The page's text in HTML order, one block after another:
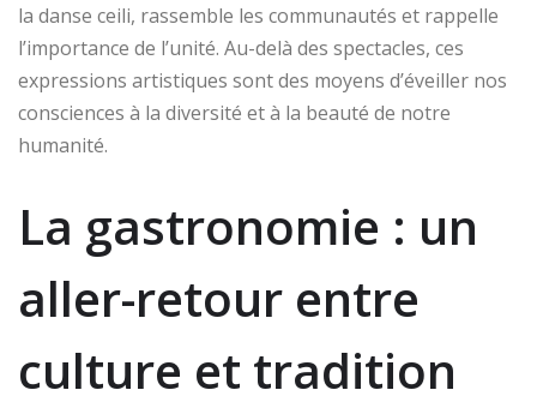
la danse ceili, rassemble les communautés et rappelle
l’importance de l’unité. Au-delà des spectacles, ces
expressions artistiques sont des moyens d’éveiller nos
consciences à la diversité et à la beauté de notre
humanité.
La gastronomie : un
aller-retour entre
culture et tradition